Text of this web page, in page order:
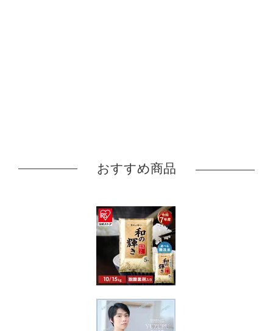
おすすめ商品